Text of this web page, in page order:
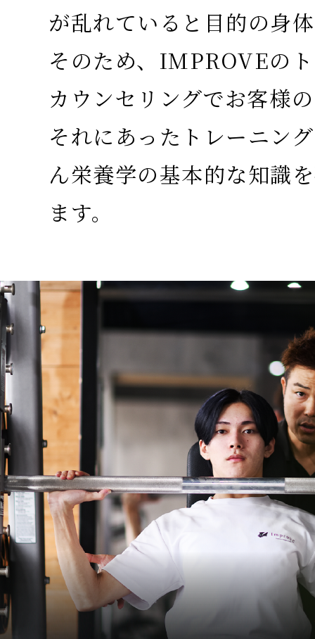
が乱れていると目的の身
そのため、IMPROVEの
カウンセリングでお客様
それにあったトレーニン
ん栄養学の基本的な知識
ます。